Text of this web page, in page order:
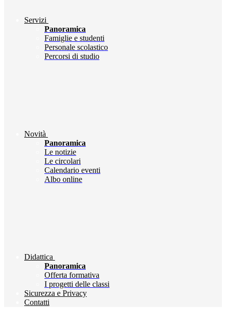
Servizi
Panoramica
Famiglie e studenti
Personale scolastico
Percorsi di studio
Novità
Panoramica
Le notizie
Le circolari
Calendario eventi
Albo online
Didattica
Panoramica
Offerta formativa
I progetti delle classi
Sicurezza e Privacy
Contatti